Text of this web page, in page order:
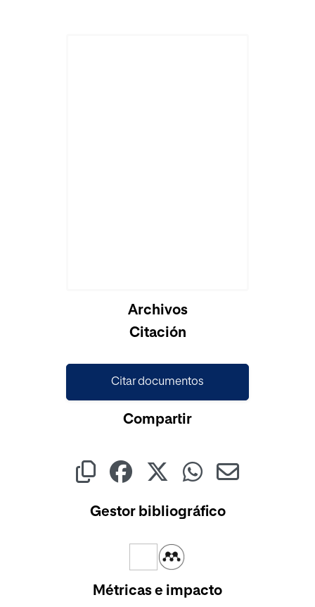
Archivos
Citación
Citar documentos
Compartir
Gestor bibliográfico
Métricas e impacto